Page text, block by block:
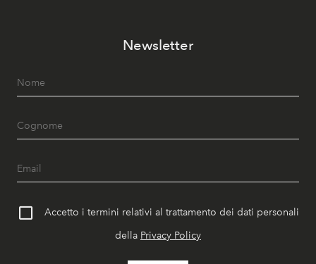
Newsletter
Accetto i termini relativi al trattamento dei dati personali
della Privacy Policy